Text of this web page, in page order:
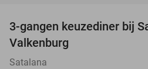
3-gangen keuzediner bij
Valkenburg
Satalana